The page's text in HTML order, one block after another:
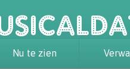
Nu te zien